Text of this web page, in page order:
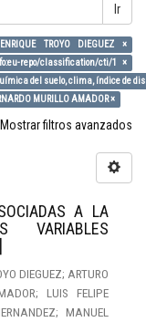
Ir
TROYO DIEGUEZ ×
repo/classification/cti/1 ×
del suelo, clima, índice de
MURILLO AMADOR ×
Mostrar filtros avanzados
A LA
VARIABLES
DIEGUEZ; ARTURO
LUIS FELIPE
MANUEL